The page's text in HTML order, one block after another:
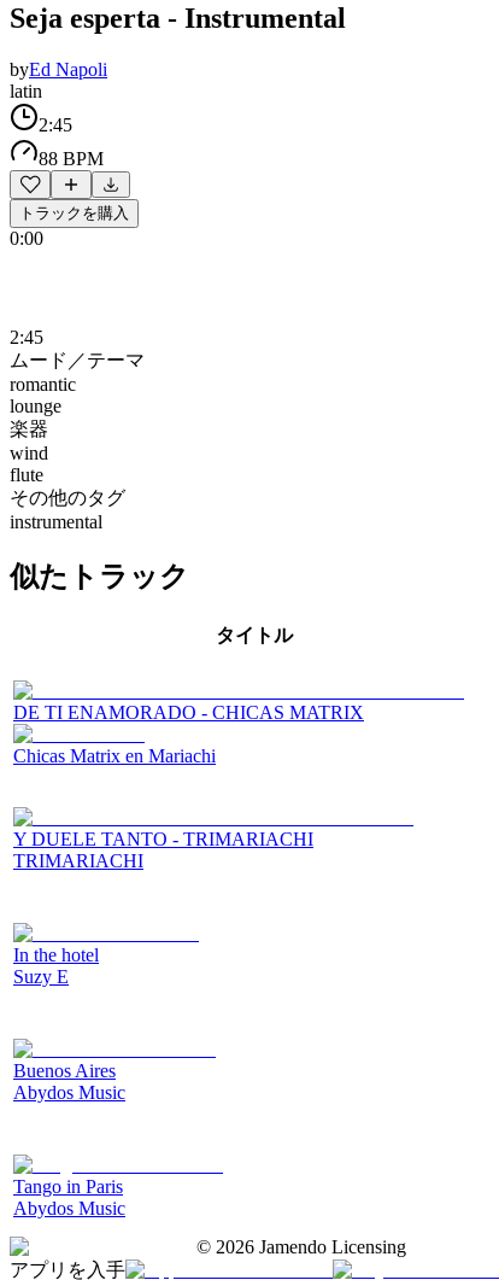
Seja esperta - Instrumental
byEd Napoli
latin
2:45
88 BPM
トラックを購入
0:00
2:45
ムード／テーマ
romantic
lounge
楽器
wind
flute
その他のタグ
instrumental
似たトラック
タイトル
DE TI ENAMORADO - CHICAS MATRIX
Chicas Matrix en Mariachi
Y DUELE TANTO - TRIMARIACHI
TRIMARIACHI
In the hotel
Suzy E
Buenos Aires
Abydos Music
Tango in Paris
Abydos Music
© 2026 Jamendo Licensing
アプリを入手